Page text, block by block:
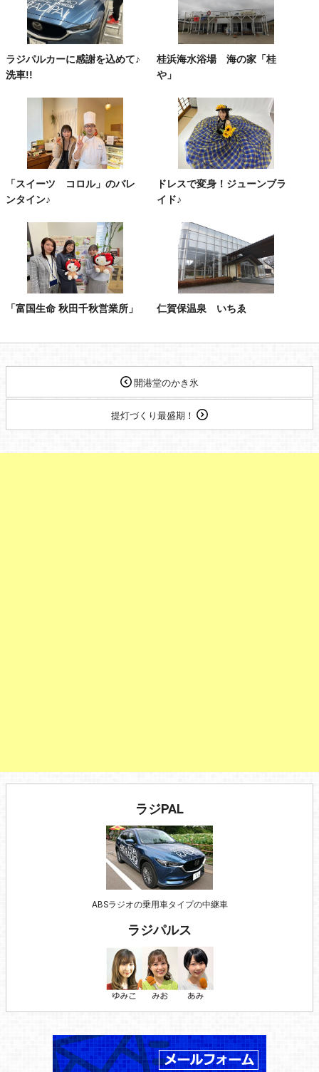
ラジパルカーに感謝を込めて♪
洗車!!
桂浜海水浴場 海の家「桂
や」
「スイーツ コロル」のバレ
ンタイン♪
ドレスで変身！ジューンブラ
イド♪
「富国生命 秋田千秋営業所」 仁賀保温泉 いちゑ
開港堂のかき氷
提灯づくり最盛期！
ラジPAL
ABSラジオの乗用車タイプの中継車
ラジパルス